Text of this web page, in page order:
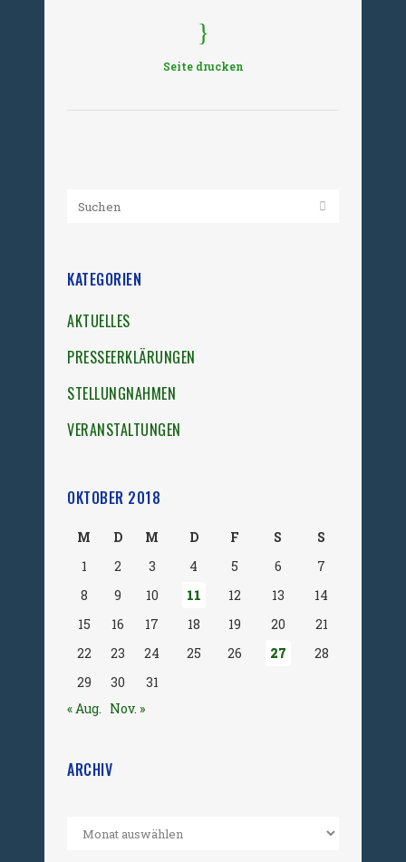
Seite drucken
KATEGORIEN
AKTUELLES
PRESSEERKLÄRUNGEN
STELLUNGNAHMEN
VERANSTALTUNGEN
OKTOBER 2018
M D M D F S
S
1
2 3 4 5 6
7
8
9 10 11 12 13
14
15
16 17 18 19 20
21
22
23 24 25 26 27
28
29
30
31
« Aug. Nov. »
ARCHIV